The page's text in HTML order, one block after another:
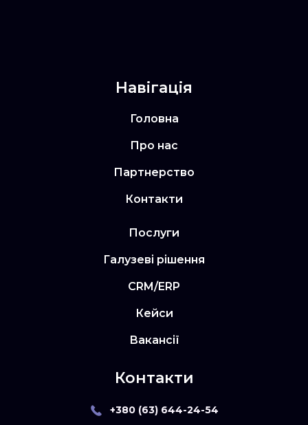
Навігація
Головна
Про нас
Партнерство
Контакти
Послуги
Галузеві рішення
CRM/ERP
Кейси
Вакансії
Контакти
+380 (63) 644-24-54